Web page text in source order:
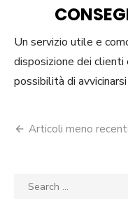
Un servizio utile e
disposizione dei clienti
possibilità di
Navigazione
Articoli meno recenti
Search